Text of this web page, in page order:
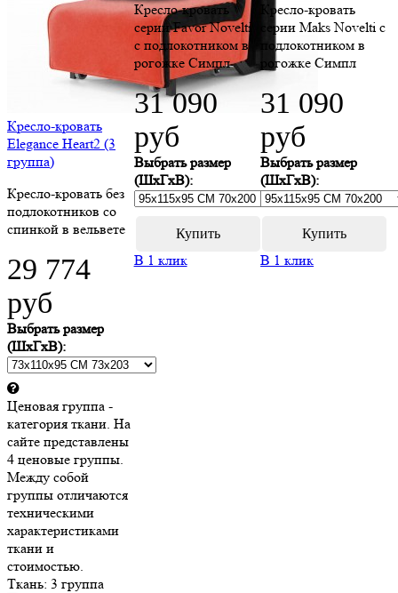
Кресло-кровать
Elegance Heart2 (3
группа)
Кресло-кровать без
подлокотников со
спинкой в вельвете
29 774
руб
Выбрать размер
(ШхГхВ):
Ценовая группа -
категория ткани. На
сайте представлены
4 ценовые группы.
Между собой
группы отличаются
техническими
характеристиками
ткани и
стоимостью.
Ткань: 3 группа
Кресло-кровать
серии Favor Novelti
с подлокотником в
рогожке Симпл
31 090
руб
Выбрать размер
(ШхГхВ):
В 1 клик
Кресло-кровать
серии Maks Novelti с
подлокотником в
рогожке Симпл
31 090
руб
Выбрать размер
(ШхГхВ):
В 1 клик